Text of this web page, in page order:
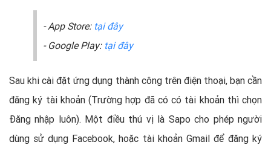
- App Store: tại đây
- Google Play: tại đây
Sau khi cài đặt ứng dụng thành công trên điện thoại, bạn cần
đăng ký tài khoản (Trường hợp đã có có tài khoản thì chọn
Đăng nhập luôn). Một điều thú vị là Sapo cho phép người
dùng sử dụng Facebook, hoặc tài khoản Gmail để đăng ký